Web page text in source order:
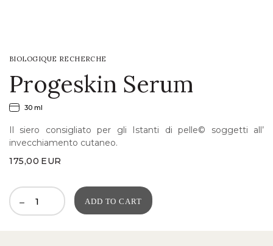
BIOLOGIQUE RECHERCHE
Progeskin Serum
30 ml
Il siero consigliato per gli Istanti di pelle© soggetti all’
invecchiamento cutaneo.
175,00 EUR
ADD TO CART